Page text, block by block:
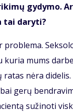
gydymo.
tai daryti?
problema.
kuria mums
nėra
gerų
sužinoti